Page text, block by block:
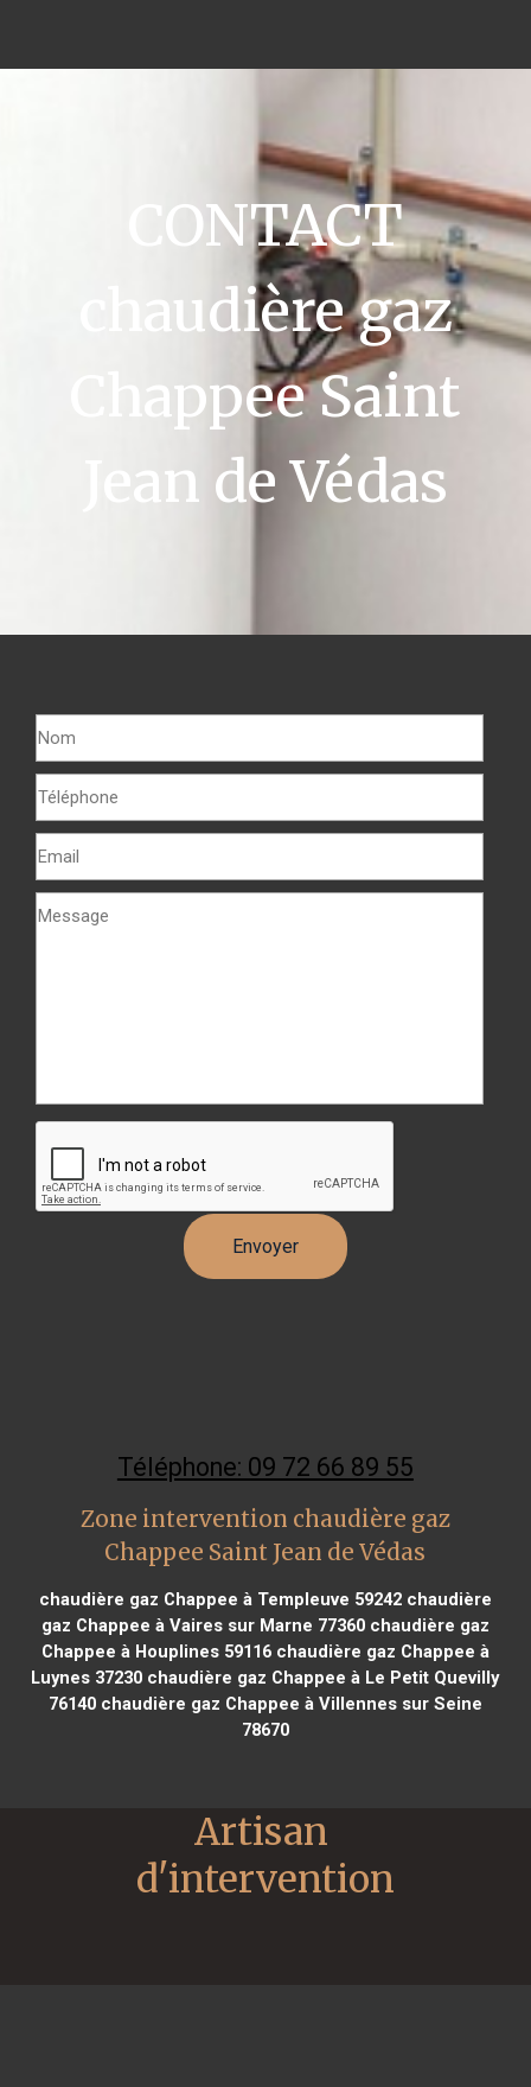
CONTACT
chaudière gaz
Chappee Saint
Jean de Védas
Téléphone: 09 72 66 89 55
Zone intervention chaudière gaz
Chappee Saint Jean de Védas
chaudière gaz Chappee à Templeuve 59242chaudière
gaz Chappee à Vaires sur Marne 77360chaudière gaz
Chappee à Houplines 59116chaudière gaz Chappee à
Luynes 37230 chaudière gaz Chappee à Le Petit Quevilly
76140chaudière gaz Chappee à Villennes sur Seine
78670
Artisan
d'intervention